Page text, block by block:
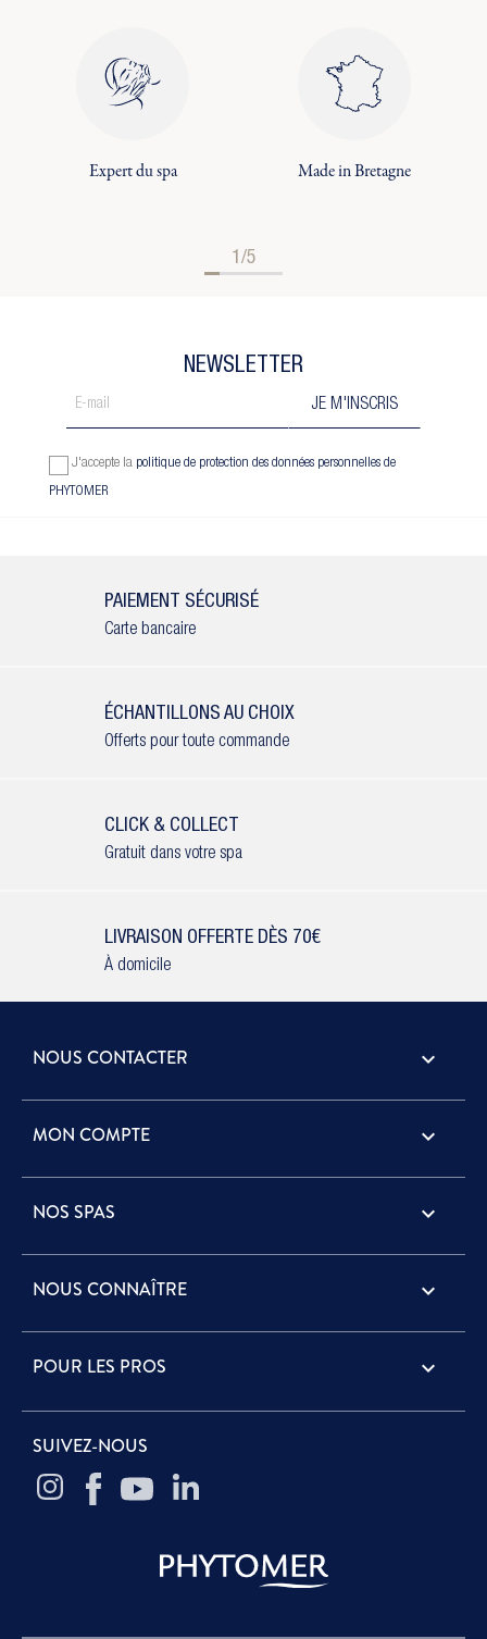
Expert du spa Made in Bretagne
1/5
NEWSLETTER
J'accepte la politique de protection des données personnelles de
PHYTOMER
PAIEMENT SÉCURISÉ
Carte bancaire
ÉCHANTILLONS AU CHOIX
Offerts pour toute commande
CLICK & COLLECT
Gratuit dans votre spa
LIVRAISON OFFERTE DÈS 70€
À domicile
NOUS CONTACTER keyboard_arrow_down
MON COMPTE 
NOS SPAS 
NOUS CONNAÎTRE 
POUR LES PROS 
SUIVEZ-NOUS